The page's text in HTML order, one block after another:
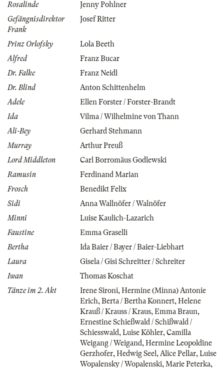
Rosalinde
Jenny Pohlner
Gefängnisdirektor
Frank
Josef Ritter
Prinz Orlofsky
Lola Beeth
Alfred
Franz Bucar
Dr. Falke
Franz Neidl
Dr. Blind
Anton Schittenhelm
Adele
Ellen Forster / Forster-Brandt
Ida
Vilma / Wilhelmine von Thann
Ali-Bey
Gerhard Stehmann
Murray
Arthur Preuß
Lord Middleton
Carl Borromäus Godlewski
Ramusin
Ferdinand Marian
Frosch
Benedikt Felix
Sidi
Anna Wallnöfer / Walnöfer
Minni
Luise Kaulich-Lazarich
Faustine
Emma Graselli
Bertha
Ida Baier / Bayer / Baier-Liebhart
Laura
Gisela / Gisi Schreitter / Schreiter
Iwan
Thomas Koschat
Tänze im 2. Akt
Irene Sironi,Hermine (Minna) Antonie
Erich,Berta / Bertha Konnert,Helene
Krauß / Krauss / Kraus,Emma Braun,
Ernestine Schießwald / Schißwald /
Schiesswald,Luise Köhler,Camilla
Weigang / Weigand,Hermine Leopoldine
Gerzhofer,Hedwig Seel,Alice Pellar,Luise
Wopalensky / Wopalenski,Marie Peterka,